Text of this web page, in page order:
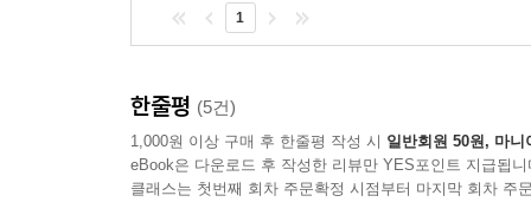
1
한줄평 (5건)
1,000원 이상 구매 후 한줄평 작성 시 일반회원 50원, 마니
eBook은 다운로드 후 작성한 리뷰만 YES포인트 지급됩니
클래스는 첫번째 회차 주문확정 시점부터 마지막 회차 주